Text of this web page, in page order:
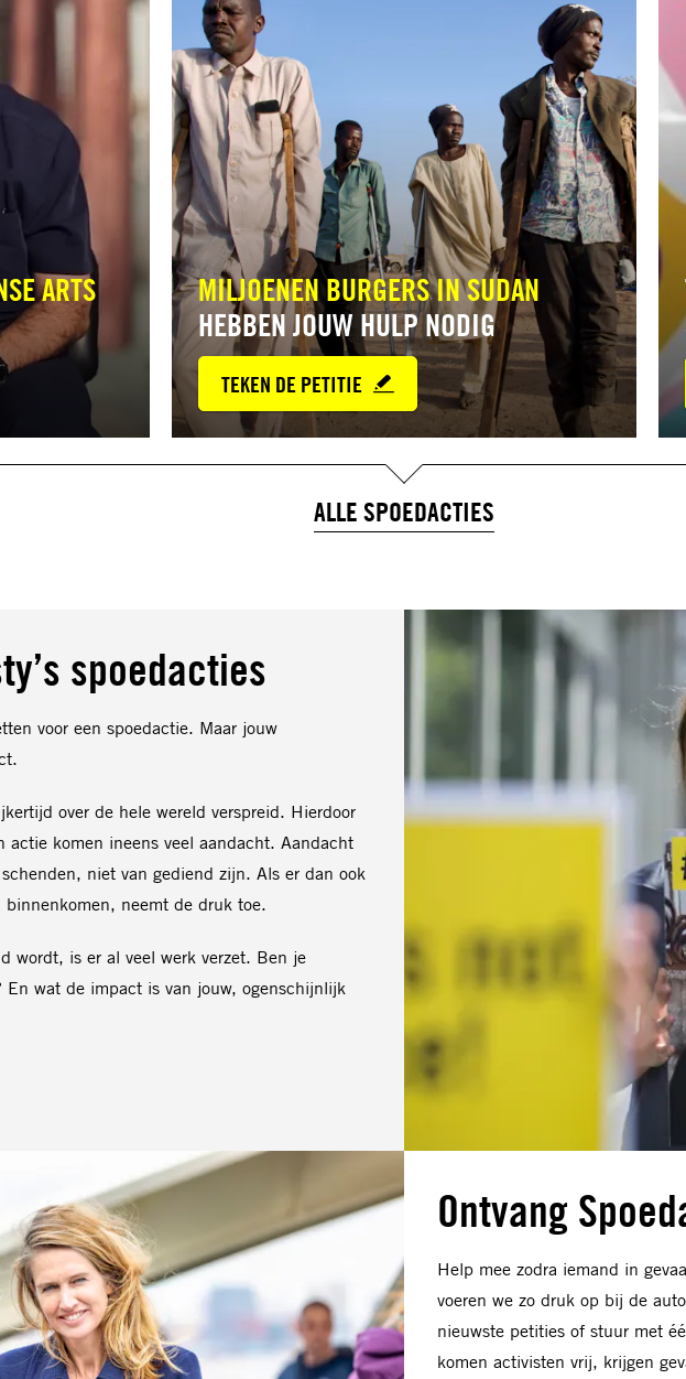
ARTS
MILJOENEN BURGERS IN SUDAN
HEBBEN JOUW HULP NODIG
TEKEN DE PETITIE
ALLE SPOEDACTIES
spoedacties
voor een spoedactie. Maar jouw
over de hele wereld verspreid. Hierdoor
actie komen ineens veel aandacht. Aandacht
niet van gediend zijn. Als er dan ook
neemt de druk toe.
wordt, is er al veel werk verzet. Ben je
En wat de impact is van jouw, ogenschijnlijk
Ontvang
Help mee zodra iemand in
voeren we zo druk op bij de
nieuwste petities of stuur met
komen activisten vrij, krijgen